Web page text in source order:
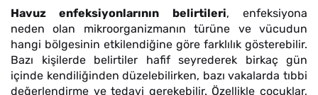
Havuz enfeksiyonlarının belirtileri, enfeksiyona
neden olan mikroorganizmanın türüne ve vücudun
hangi bölgesinin etkilendiğine göre farklılık gösterebilir.
Bazı kişilerde belirtiler hafif seyrederek birkaç gün
içinde kendiliğinden düzelebilirken, bazı vakalarda tıbbi
değerlendirme ve tedavi gerekebilir. Özellikle çocuklar,